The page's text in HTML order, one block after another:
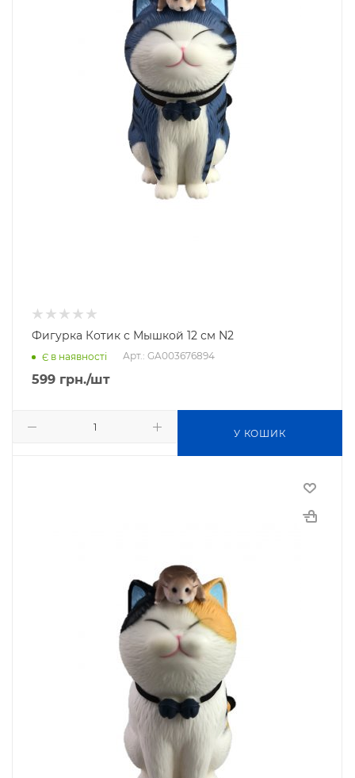
Фигурка Котик с Мышкой 12 см N2
Є в наявності Арт.: GA003676894
599 грн./шт
У КОШИК